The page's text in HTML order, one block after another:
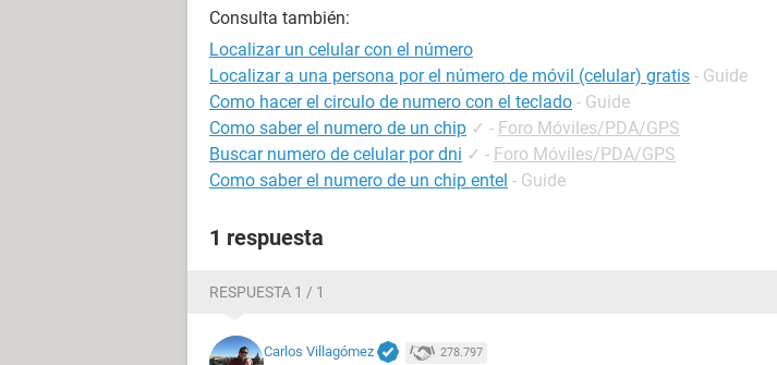
Consulta también:
Localizar un celular con el número
Localizar a una persona por el número de móvil (celular) gratis - Guide
Como hacer el circulo de numero con el teclado - Guide
Como saber el numero de un chip ✓ - Foro Móviles/PDA/GPS
Buscar numero de celular por dni ✓ - Foro Móviles/PDA/GPS
Como saber el numero de un chip entel - Guide
1 respuesta
RESPUESTA 1 / 1
Carlos Villagómez 278.797